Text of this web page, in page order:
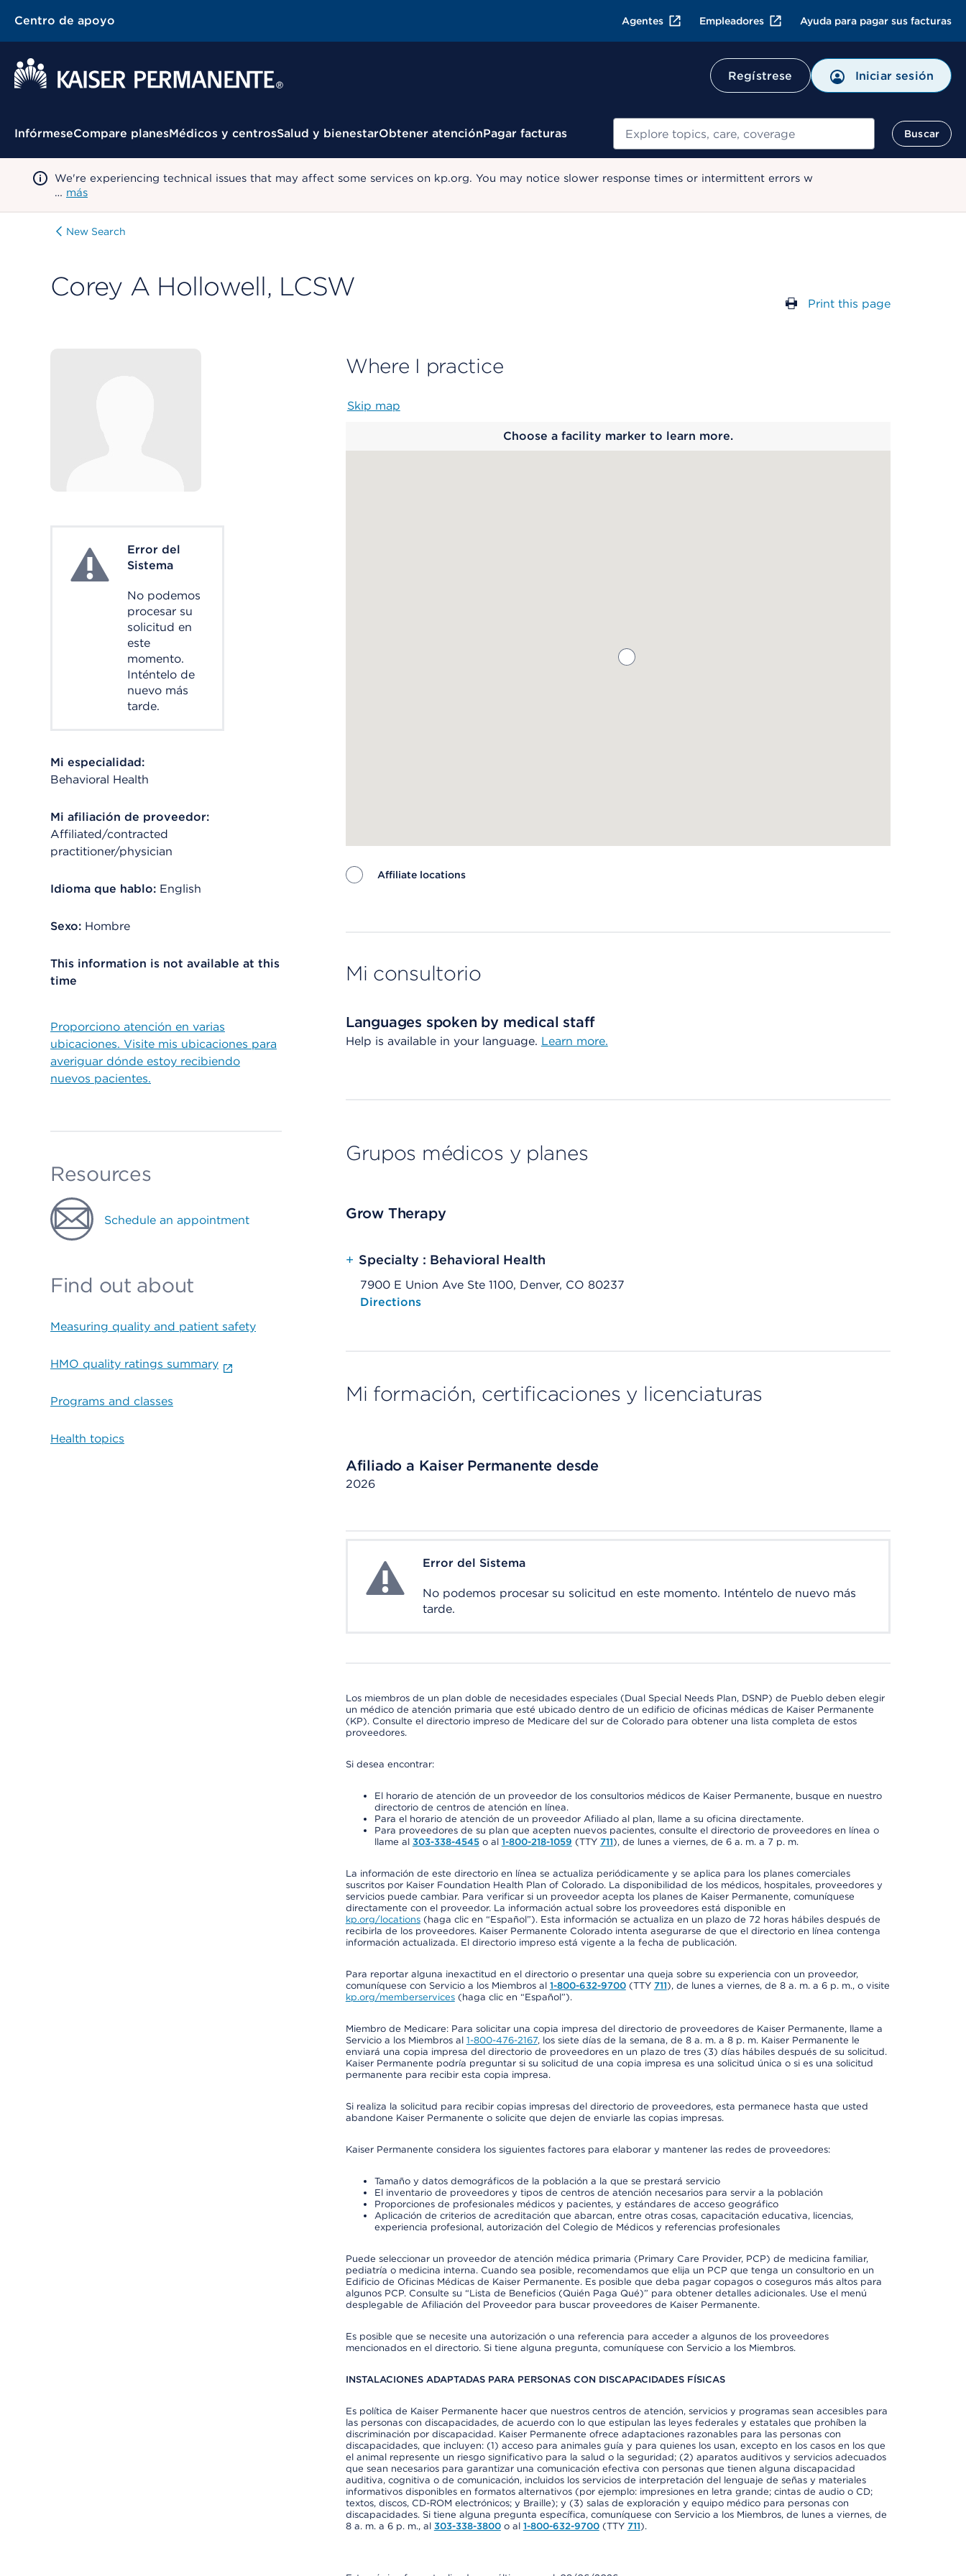
Centro de apoyo Agentes Empleadores Ayuda para pagar sus facturas
Regístrese Iniciar sesión
Menú contextual
InfórmeseCompare planesMédicos y centrosSalud y bienestarObtener atenciónPagar facturas Buscar
Buscar
We're experiencing technical issues that may affect some services on kp.org. You may notice slower response times or intermittent errors w
… más
New Search
Corey A Hollowell, LCSW
Print this page
System ErrorError del
Sistema
No podemos
procesar su
solicitud en
este
momento.
Inténtelo de
nuevo más
tarde.
Mi especialidad:
Behavioral Health
Mi afiliación de proveedor:
Affiliated/contracted
practitioner/physician
Idioma que hablo: English
Sexo: Hombre
This information is not available at this
time
Proporciono atención en varias
ubicaciones. Visite mis ubicaciones para
averiguar dónde estoy recibiendo
nuevos pacientes.
Resources
Schedule an appointment
Find out about
Measuring quality and patient safety
HMO quality ratings summary
Programs and classes
Health topics
Where I practice
Skip map
Choose a facility marker to learn more.
Affiliate locations
Mi consultorio
Languages spoken by medical staff
Help is available in your language. Learn more.
Grupos médicos y planes
Grow Therapy
+ Specialty : Behavioral Health
7900 E Union Ave Ste 1100, Denver, CO 80237
Opens native map application on mobile devices
Directions
Mi formación, certificaciones y licenciaturas
Afiliado a Kaiser Permanente desde
2026
System ErrorError del Sistema
No podemos procesar su solicitud en este momento. Inténtelo de nuevo más
tarde.
Los miembros de un plan doble de necesidades especiales (Dual Special Needs Plan, DSNP) de Pueblo deben elegir
un médico de atención primaria que esté ubicado dentro de un edificio de oficinas médicas de Kaiser Permanente
(KP). Consulte el directorio impreso de Medicare del sur de Colorado para obtener una lista completa de estos
proveedores.
Si desea encontrar:
El horario de atención de un proveedor de los consultorios médicos de Kaiser Permanente, busque en nuestro
directorio de centros de atención en línea.
Para el horario de atención de un proveedor Afiliado al plan, llame a su oficina directamente.
Para proveedores de su plan que acepten nuevos pacientes, consulte el directorio de proveedores en línea o
llame al 303-338-4545o al 1-800-218-1059 (TTY 711), de lunes a viernes, de 6 a. m. a 7 p. m.
La información de este directorio en línea se actualiza periódicamente y se aplica para los planes comerciales
suscritos por Kaiser Foundation Health Plan of Colorado. La disponibilidad de los médicos, hospitales, proveedores y
servicios puede cambiar. Para verificar si un proveedor acepta los planes de Kaiser Permanente, comuníquese
directamente con el proveedor. La información actual sobre los proveedores está disponible en
kp.org/locations(haga clic en “Español”). Esta información se actualiza en un plazo de 72 horas hábiles después de
recibirla de los proveedores. Kaiser Permanente Colorado intenta asegurarse de que el directorio en línea contenga
información actualizada. El directorio impreso está vigente a la fecha de publicación.
Para reportar alguna inexactitud en el directorio o presentar una queja sobre su experiencia con un proveedor,
comuníquese con Servicio a los Miembros al 1-800-632-9700(TTY 711), de lunes a viernes, de 8 a. m. a 6 p. m., o visite
kp.org/memberservices(haga clic en “Español”).
Miembro de Medicare: Para solicitar una copia impresa del directorio de proveedores de Kaiser Permanente, llame a
Servicio a los Miembros al 1-800-476-2167, los siete días de la semana, de 8 a. m. a 8 p. m. Kaiser Permanente le
enviará una copia impresa del directorio de proveedores en un plazo de tres (3) días hábiles después de su solicitud.
Kaiser Permanente podría preguntar si su solicitud de una copia impresa es una solicitud única o si es una solicitud
permanente para recibir esta copia impresa.
Si realiza la solicitud para recibir copias impresas del directorio de proveedores, esta permanece hasta que usted
abandone Kaiser Permanente o solicite que dejen de enviarle las copias impresas.
Kaiser Permanente considera los siguientes factores para elaborar y mantener las redes de proveedores:
Tamaño y datos demográficos de la población a la que se prestará servicio
El inventario de proveedores y tipos de centros de atención necesarios para servir a la población
Proporciones de profesionales médicos y pacientes, y estándares de acceso geográfico
Aplicación de criterios de acreditación que abarcan, entre otras cosas, capacitación educativa, licencias,
experiencia profesional, autorización del Colegio de Médicos y referencias profesionales
Puede seleccionar un proveedor de atención médica primaria (Primary Care Provider, PCP) de medicina familiar,
pediatría o medicina interna. Cuando sea posible, recomendamos que elija un PCP que tenga un consultorio en un
Edificio de Oficinas Médicas de Kaiser Permanente. Es posible que deba pagar copagos o coseguros más altos para
algunos PCP. Consulte su “Lista de Beneficios (Quién Paga Qué)” para obtener detalles adicionales. Use el menú
desplegable de Afiliación del Proveedor para buscar proveedores de Kaiser Permanente.
Es posible que se necesite una autorización o una referencia para acceder a algunos de los proveedores
mencionados en el directorio. Si tiene alguna pregunta, comuníquese con Servicio a los Miembros.
INSTALACIONES ADAPTADAS PARA PERSONAS CON DISCAPACIDADES FÍSICAS
Es política de Kaiser Permanente hacer que nuestros centros de atención, servicios y programas sean accesibles para
las personas con discapacidades, de acuerdo con lo que estipulan las leyes federales y estatales que prohíben la
discriminación por discapacidad. Kaiser Permanente ofrece adaptaciones razonables para las personas con
discapacidades, que incluyen: (1) acceso para animales guía y para quienes los usan, excepto en los casos en los que
el animal represente un riesgo significativo para la salud o la seguridad; (2) aparatos auditivos y servicios adecuados
que sean necesarios para garantizar una comunicación efectiva con personas que tienen alguna discapacidad
auditiva, cognitiva o de comunicación, incluidos los servicios de interpretación del lenguaje de señas y materiales
informativos disponibles en formatos alternativos (por ejemplo: impresiones en letra grande; cintas de audio o CD;
textos, discos, CD-ROM electrónicos; y Braille); y (3) salas de exploración y equipo médico para personas con
discapacidades. Si tiene alguna pregunta específica, comuníquese con Servicio a los Miembros, de lunes a viernes, de
8 a. m. a 6 p. m., al 303-338-3800o al 1-800-632-9700(TTY 711).